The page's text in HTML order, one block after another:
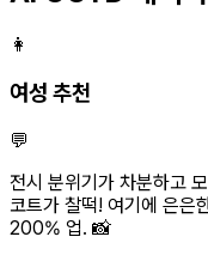
👩
여성 추천
💬
전시 분위기가 차분하고
코트가 찰떡! 여기에 은은
200% 업. 📸